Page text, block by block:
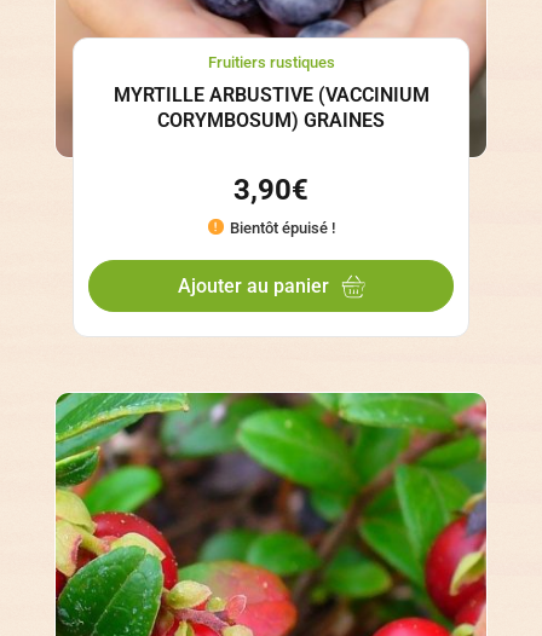
Fruitiers rustiques
MYRTILLE ARBUSTIVE (VACCINIUM
CORYMBOSUM) GRAINES
3,90€
Bientôt épuisé !
Ajouter au panier